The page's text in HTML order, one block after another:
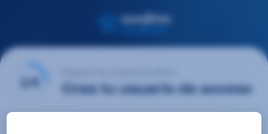
1/4 Crea tu usuario de acceso